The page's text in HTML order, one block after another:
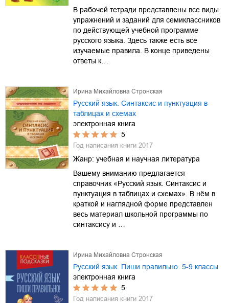
В рабочей тетради представлены все виды
упражнений и заданий для семиклассников
по действующей учебной программе
русского языка. Здесь также есть все
изучаемые правила. В конце приведены
ответы к…
Ирина Михайловна Стронская
Русский язык. Синтаксис и пунктуация в
таблицах и схемах
электронная книга
5
Год написания книги 2017
Жанр: учебная и научная литература
Вашему вниманию предлагается
справочник «Русский язык. Синтаксис и
пунктуация в таблицах и схемах». В нём в
краткой и наглядной форме представлен
весь материал школьной программы по
синтаксису и …
Ирина Михайловна Стронская
Русский язык. Пиши правильно. 5-9 классы
электронная книга
5
Год написания книги 2017